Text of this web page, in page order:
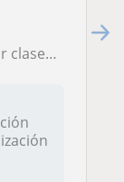
de primaria y ESO